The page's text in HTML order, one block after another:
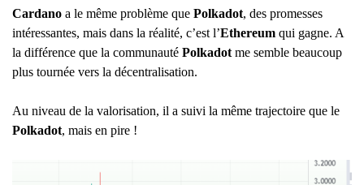
Cardano a le même problème que Polkadot, des promesses
intéressantes, mais dans la réalité, c’est l’Ethereum qui gagne. A
la différence que la communauté Polkadot me semble beaucoup
plus tournée vers la décentralisation.
Au niveau de la valorisation, il a suivi la même trajectoire que le
Polkadot, mais en pire !